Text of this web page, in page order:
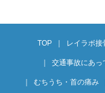
TOP レイラボ接
交通事故にあっ
むちうち・首の痛み